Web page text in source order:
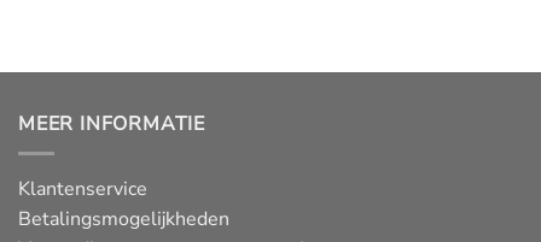
MEER INFORMATIE
Klantenservice
Betalingsmogelijkheden